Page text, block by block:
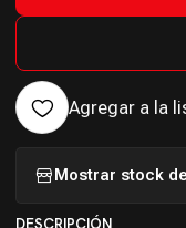
Agregar a la
Mostrar stock